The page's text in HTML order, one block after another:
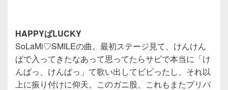
HAPPYぱLUCKY
SoLaMi♡SMILEの曲。最初ステージ見て、けんけん
ぱで入ってきたなあって思ってたらサビで本当に「け
んぱっ、けんぱっ」て歌い出してビビったし、それ以
上に振り付けに仰天。このガニ股、これもまたプリパ